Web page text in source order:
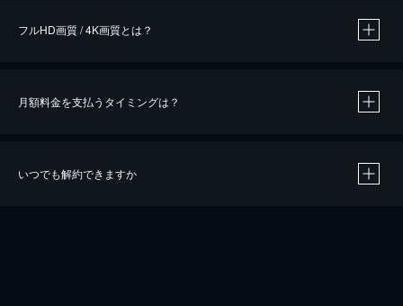
※40％ポイント還元の対象は、クレジットカード決済による作品の購入 / レンタルです。
iOSアプリのUコイン決済による作品の購入 / レンタルは、20％のポイント還元です。
フルHD画質 / 4K画質とは？
月額料金を支払うタイミングは？
いつでも解約できますか